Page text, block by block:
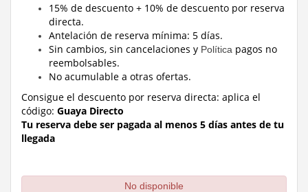
15% de descuento + 10% de descuento por reserva
directa.
Antelación de reserva mínima: 5 días.
Sin cambios, sin cancelaciones y Política pagos no
reembolsables.
No acumulable a otras ofertas.
Consigue el descuento por reserva directa: aplica el
código: Guaya Directo
Tu reserva debe ser pagada al menos 5 días antes de tu
llegada
No disponible